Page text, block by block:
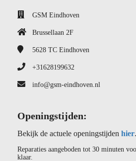
GSM Eindhoven
Brussellaan 2F
5628 TC Eindhoven
+31628199632
info@gsm-eindhoven.nl
Openingstijden:
Bekijk de actuele openingstijden hier.
Reparaties aangeboden tot 30 minuten
klaar.